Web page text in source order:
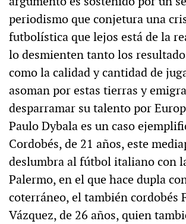
periodismo que conjetura una
futbolística que lejos está de la
lo desmienten tanto los
como la calidad y cantidad de
asoman por estas tierras y
desparramar su talento por
Paulo Dybala es un caso
Cordobés, de 21 años, este
deslumbra al fútbol italiano con
Palermo, en el que hace dupla
coterráneo, el también cordobés
Vázquez, de 26 años, quien